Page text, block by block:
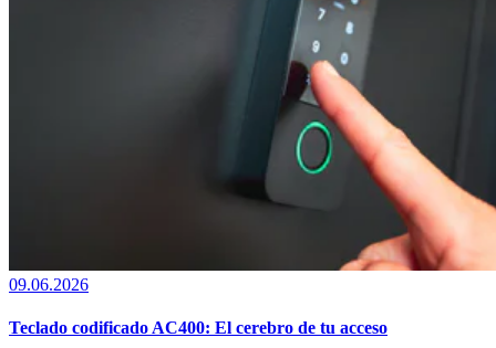
09.06.2026
Teclado codificado AC400: El cerebro de tu acceso